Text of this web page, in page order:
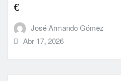
€
José Armando Gómez
Abr 17, 2026